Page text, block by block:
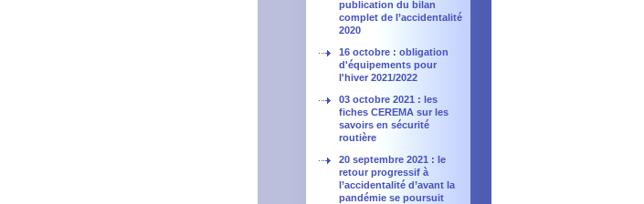
publication du bilan
complet de l’accidentalité
2020
16 octobre : obligation
d'équipements pour
l'hiver 2021/2022
03 octobre 2021 : les
fiches CEREMA sur les
savoirs en sécurité
routière
20 septembre 2021 : le
retour progressif à
l’accidentalité d’avant la
pandémie se poursuit